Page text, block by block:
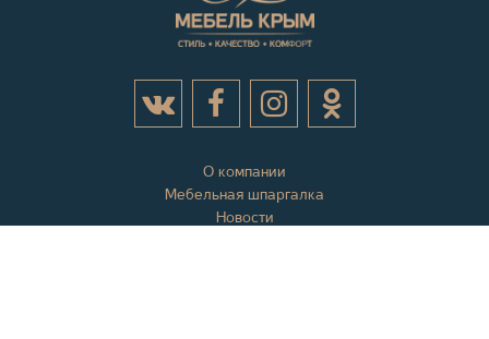
О компании
Мебельная шпаргалка
Новости